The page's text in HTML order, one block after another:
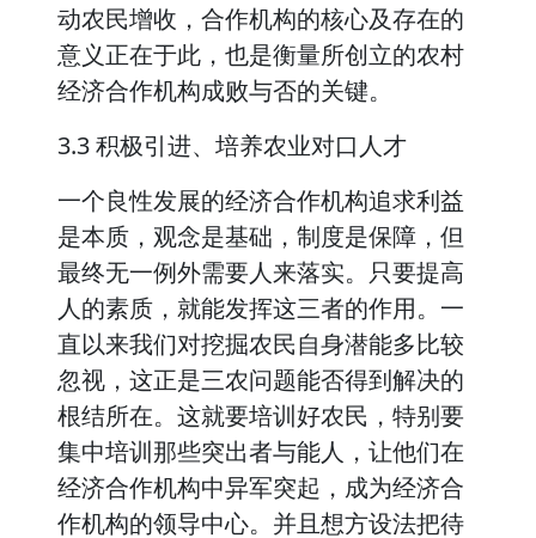
动农民增收，合作机构的核心及存在的
意义正在于此，也是衡量所创立的农村
经济合作机构成败与否的关键。
3.3 积极引进、培养农业对口人才
一个良性发展的经济合作机构追求利益
是本质，观念是基础，制度是保障，但
最终无一例外需要人来落实。只要提高
人的素质，就能发挥这三者的作用。一
直以来我们对挖掘农民自身潜能多比较
忽视，这正是三农问题能否得到解决的
根结所在。这就要培训好农民，特别要
集中培训那些突出者与能人，让他们在
经济合作机构中异军突起，成为经济合
作机构的领导中心。并且想方设法把待